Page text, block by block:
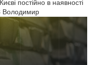
постійно в наявності
Володимир